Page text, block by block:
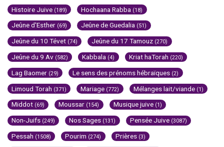
Histoire Juive (189) Hochaana Rabba (18)
Jeûne d'Esther (69) Jeûne de Guedalia (51)
Jeûne du 10 Tévet (74) Jeûne du 17 Tamouz (270)
Jeûne du 9 Av (582) Kabbala (4) Kriat haTorah (220)
Lag Baomer (29) Le sens des prénoms hébraïques (2)
Limoud Torah (371) Mariage (772) Mélanges lait/viande (1)
Middot (69) Moussar (154) Musique juive (1)
Non-Juifs (249) Nos Sages (131) Pensée Juive (3087)
Pessah (1508) Pourim (274) Prières (3)